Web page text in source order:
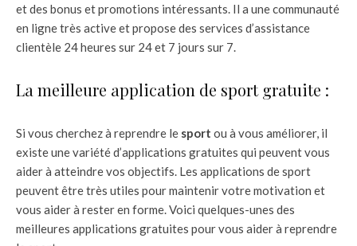
et des bonus et promotions intéressants. Il a une communauté
en ligne très active et propose des services d’assistance
clientèle 24 heures sur 24 et 7 jours sur 7.
La meilleure application de sport gratuite :
Si vous cherchez à reprendre le sport ou à vous améliorer, il
existe une variété d’applications gratuites qui peuvent vous
aider à atteindre vos objectifs. Les applications de sport
peuvent être très utiles pour maintenir votre motivation et
vous aider à rester en forme. Voici quelques-unes des
meilleures applications gratuites pour vous aider à reprendre